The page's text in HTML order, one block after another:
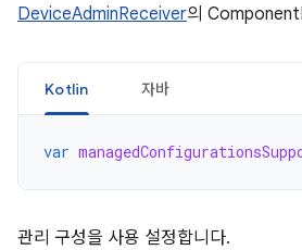
DeviceAdminReceiver의
Kotlin 자바
var
관리 구성을 사용 설정합니다.